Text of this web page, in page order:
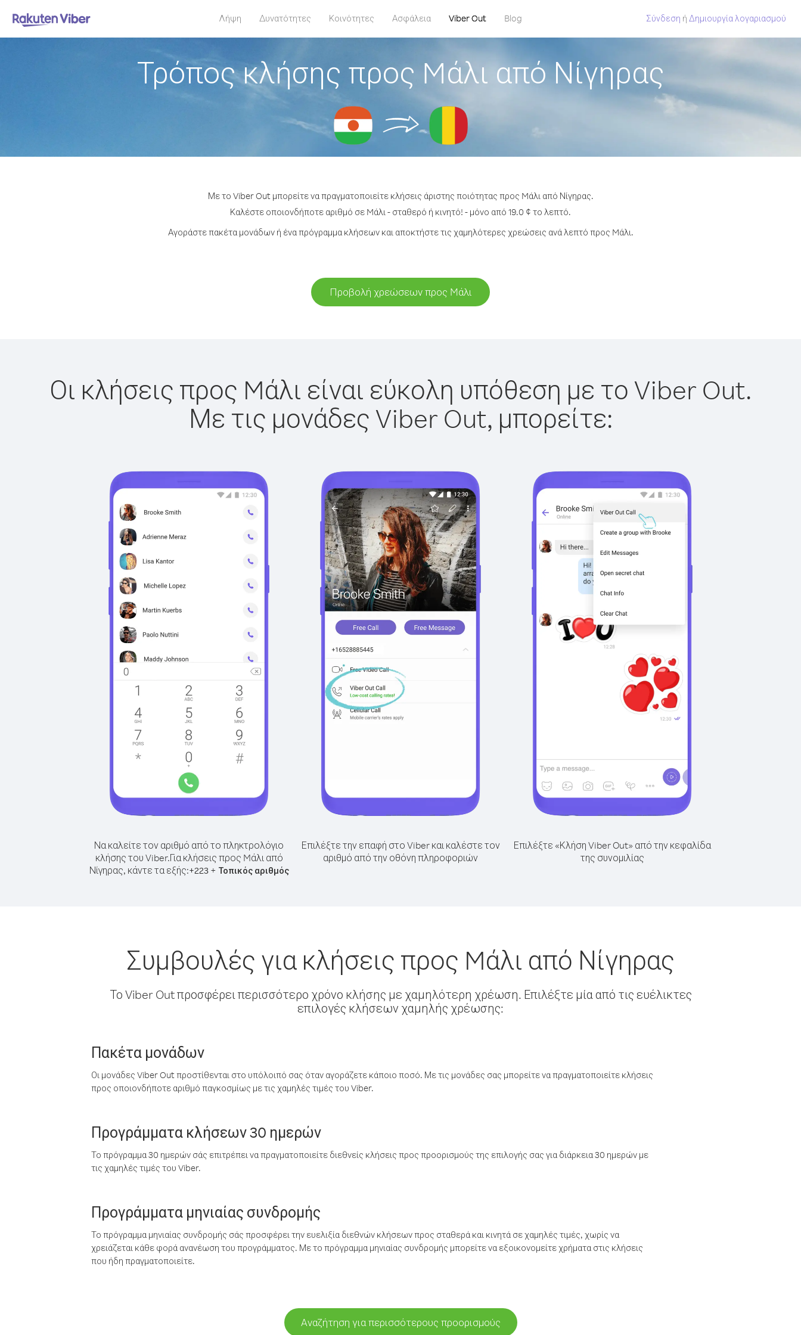
Λήψη Δυνατότητες Κοινότητες Ασφάλεια Viber Out Blog Σύνδεση ή Δημιουργία λογαριασμού
Τρόπος κλήσης προς Mάλι από Νίγηρας
Με το Viber Out μπορείτε να πραγματοποιείτε κλήσεις άριστης ποιότητας προς Mάλι από Νίγηρας.
Καλέστε οποιονδήποτε αριθμό σε Mάλι - σταθερό ή κινητό! - μόνο από 19.0 ¢ το λεπτό.
Αγοράστε πακέτα μονάδων ή ένα πρόγραμμα κλήσεων και αποκτήστε τις χαμηλότερες χρεώσεις ανά λεπτό προς Mάλι.
Προβολή χρεώσεων προς Mάλι
Οι κλήσεις προς Mάλι είναι εύκολη υπόθεση με το Viber Out.
Με τις μονάδες Viber Out, μπορείτε:
Να καλείτε τον αριθμό από το πληκτρολόγιο
κλήσης του Viber.Για κλήσεις προς Mάλι από
Νίγηρας, κάντε τα εξής:+223+ Τοπικός αριθμός
Επιλέξτε την επαφή στο Viber και καλέστε τον
αριθμό από την οθόνη πληροφοριών
Επιλέξτε «Κλήση Viber Out» από την κεφαλίδα
της συνομιλίας
Συμβουλές για κλήσεις προς Mάλι από Νίγηρας
Το Viber Out προσφέρει περισσότερο χρόνο κλήσης με χαμηλότερη χρέωση. Επιλέξτε μία από τις ευέλικτες
επιλογές κλήσεων χαμηλής χρέωσης:
Πακέτα μονάδων
Οι μονάδες Viber Out προστίθενται στο υπόλοιπό σας όταν αγοράζετε κάποιο ποσό. Με τις μονάδες σας μπορείτε να πραγματοποιείτε κλήσεις
προς οποιονδήποτε αριθμό παγκοσμίως με τις χαμηλές τιμές του Viber.
Προγράμματα κλήσεων 30 ημερών
Το πρόγραμμα 30 ημερών σάς επιτρέπει να πραγματοποιείτε διεθνείς κλήσεις προς προορισμούς της επιλογής σας για διάρκεια 30 ημερών με
τις χαμηλές τιμές του Viber.
Προγράμματα μηνιαίας συνδρομής
Το πρόγραμμα μηνιαίας συνδρομής σάς προσφέρει την ευελιξία διεθνών κλήσεων προς σταθερά και κινητά σε χαμηλές τιμές, χωρίς να
χρειάζεται κάθε φορά ανανέωση του προγράμματος. Με το πρόγραμμα μηνιαίας συνδρομής μπορείτε να εξοικονομείτε χρήματα στις κλήσεις
που ήδη πραγματοποιείτε.
Αναζήτηση για περισσότερους προορισμούς